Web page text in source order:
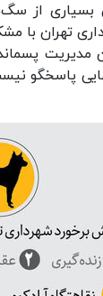
بسیاری از
تهران با
مدیریت
پاسخگو